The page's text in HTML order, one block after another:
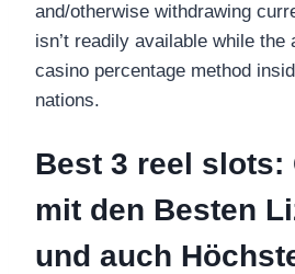
and/otherwise withdrawing
isn’t readily available while the
casino percentage method
nations.
Best 3 reel slots:
mit den Besten
und auch